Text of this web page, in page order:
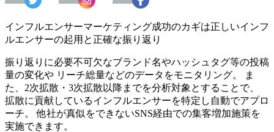
インフルエンサーマーケティング成功のカギは正しいインフ
ルエンサーの起用と正確な振り返り
振り返りに必要不可欠なブランド名やハッシュタグ等の投稿
量の変化や リーチ総量などのデータをモニタリング。 ま
た、2次拡散・3次拡散以降までを分析対象とすることで、
拡散に貢献しているインフルエンサーを特定し自動でアプロ
ーチ。 他社が真似をできないSNS経由での集客増加施策を
実施できます。